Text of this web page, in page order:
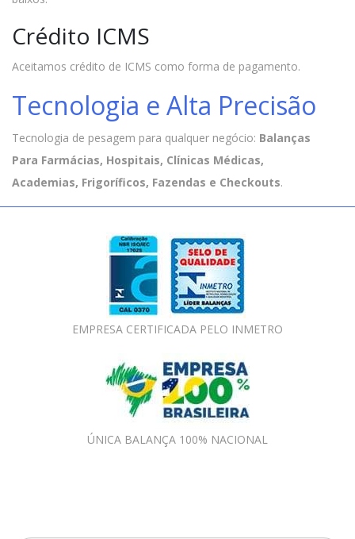
Crédito ICMS
Aceitamos crédito de ICMS como forma de pagamento.
Tecnologia e Alta Precisão
Tecnologia de pesagem para qualquer negócio: Balanças
Para Farmácias, Hospitais, Clínicas Médicas,
Academias, Frigoríficos, Fazendas e Checkouts.
EMPRESA CERTIFICADA PELO INMETRO
ÚNICA BALANÇA 100% NACIONAL